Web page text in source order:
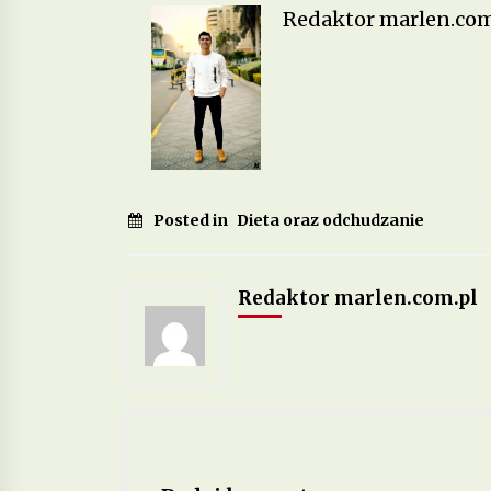
Redaktor
Posted in Dieta oraz odchudzanie
Redaktor marlen.com.pl